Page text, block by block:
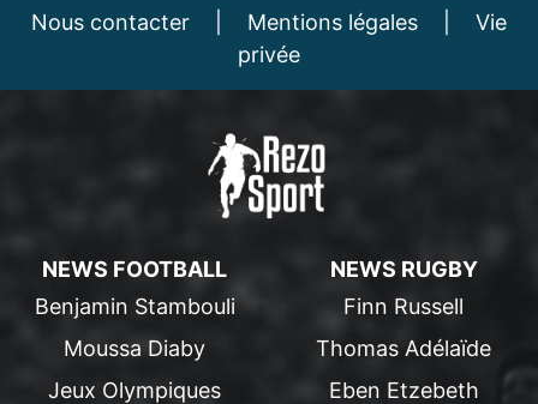
Nous contacter Mentions légales
Vie
privée
NEWS FOOTBALL
Benjamin Stambouli
Moussa Diaby
Jeux Olympiques
NEWS RUGBY
Finn Russell
Thomas Adélaïde
Eben Etzebeth